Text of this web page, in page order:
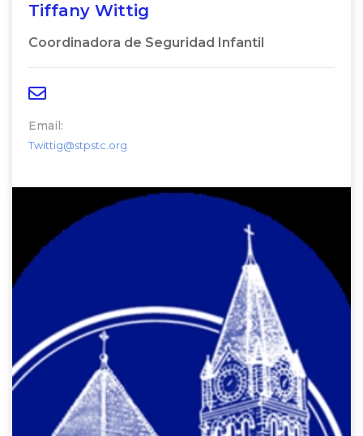
Tiffany Wittig
Coordinadora de Seguridad Infantil
Email:
Twittig@stpstc.org